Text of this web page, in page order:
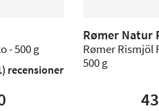
- 500 g
recensioner
Rømer Natur
Rømer Rismjöl
500 g